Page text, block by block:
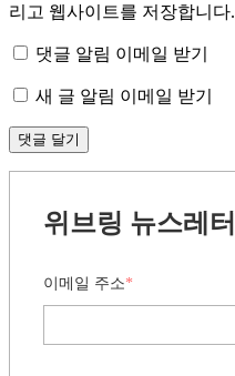
리고 웹사이트를 저장합니다.
댓글 알림 이메일 받기
새 글 알림 이메일 받기
위브링 뉴스레터
이메일 주소*